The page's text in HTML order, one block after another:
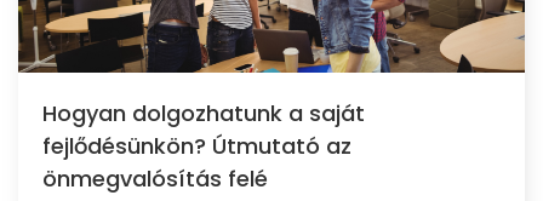
Hogyan dolgozhatunk a saját
fejlődésünkön? Útmutató az
önmegvalósítás felé